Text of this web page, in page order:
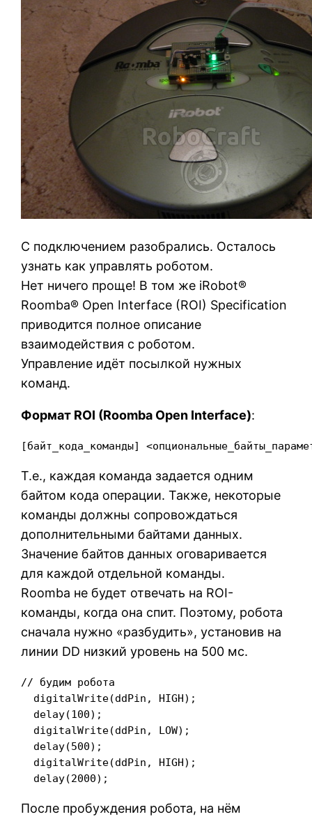
С подключением разобрались. Осталось
узнать как управлять роботом.
Нет ничего проще! В том же iRobot®
Roomba® Open Interface (ROI) Specification
приводится полное описание
взаимодействия с роботом.
Управление идёт посылкой нужных
команд.
Формат ROI (Roomba Open Interface):
[байт_кода_команды]
Т.е., каждая команда задается одним
байтом кода операции. Также, некоторые
команды должны сопровождаться
дополнительными байтами данных.
Значение байтов данных оговаривается
для каждой отдельной команды.
Roomba не будет отвечать на ROI-
команды, когда она спит. Поэтому, робота
сначала нужно «разбудить», установив на
линии DD низкий уровень на 500 мс.
// будим робота
  digitalWrite(ddPin, HIGH);
  delay(100);
  digitalWrite(ddPin, LOW);
  delay(500);
  digitalWrite(ddPin, HIGH);
  delay(2000);
После пробуждения робота, на нём